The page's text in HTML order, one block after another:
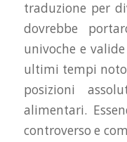
traduzione per
dovrebbe
univoche e
ultimi tempi
posizioni
alimentari.
controverso e